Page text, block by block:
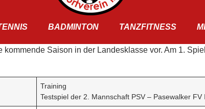
BADMINTON TANZFITNESS
Saison in der Landesklasse vor. Am 1.
Training
Testspiel der 2. Mannschaft PSV – Pasewalker FV